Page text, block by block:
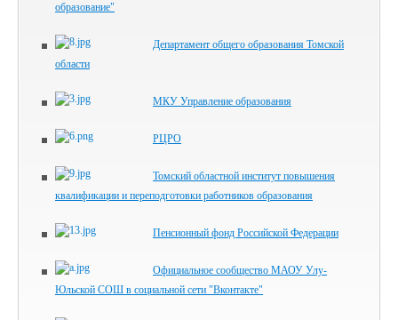
образование"
Департамент общего образования Томской
области
МКУ Управление образования
РЦРО
Томский областной институт повышения
квалификации и переподготовки работников образования
Пенсионный фонд Российской Федерации
Официальное сообщество МАОУ Улу-
Юльской СОШ в социальной сети "Вконтакте"